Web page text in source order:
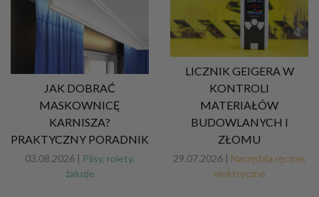
JAK DOBRAĆ
MASKOWNICĘ
KARNISZA?
PRAKTYCZNY PORADNIK
03.08.2026 | Plisy, rolety,
żaluzje
LICZNIK GEIGERA W
KONTROLI
MATERIAŁÓW
BUDOWLANYCH I
ZŁOMU
29.07.2026 | Narzędzia ręczne,
elektryczne